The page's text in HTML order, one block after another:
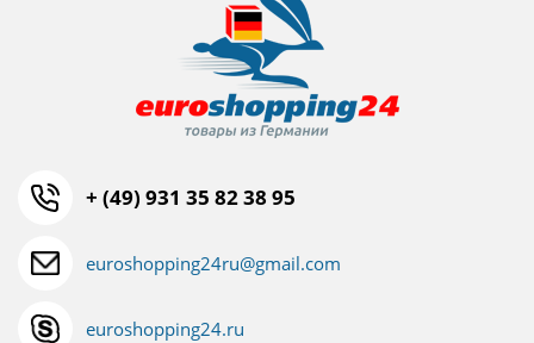
+ (49) 931 35 82 38 95
euroshopping24ru@gmail.com
euroshopping24.ru